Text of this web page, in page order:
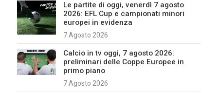
Le partite di oggi, venerdì 7 agosto
2026: EFL Cup e campionati minori
europei in evidenza
7 Agosto 2026
Calcio in tv oggi, 7 agosto 2026:
preliminari delle Coppe Europee in
primo piano
7 Agosto 2026